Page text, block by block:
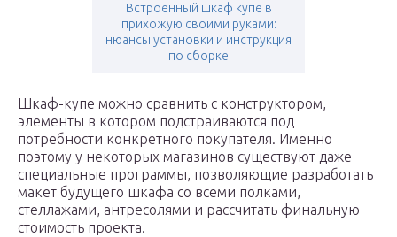
Встроенный шкаф купе в
прихожую своими руками:
нюансы установки и инструкция
по сборке
Шкаф-купе можно сравнить с конструктором,
элементы в котором подстраиваются под
потребности конкретного покупателя. Именно
поэтому у некоторых магазинов существуют даже
специальные программы, позволяющие разработать
макет будущего шкафа со всеми полками,
стеллажами, антресолями и рассчитать финальную
стоимость проекта.